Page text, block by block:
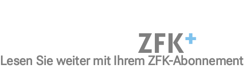
Lesen Sie weiter mit Ihrem ZFK-Abonnement